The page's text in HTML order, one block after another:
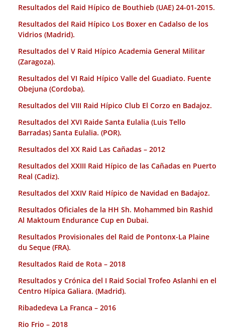
Resultados del Raid Hípico de Bouthieb (UAE) 24-01-2015.
Resultados del Raid Hípico Los Boxer en Cadalso de los
Vidrios (Madrid).
Resultados del V Raid Hípico Academia General Militar
(Zaragoza).
Resultados del VI Raid Hípico Valle del Guadiato. Fuente
Obejuna (Cordoba).
Resultados del VIII Raid Hípico Club El Corzo en Badajoz.
Resultados del XVI Raide Santa Eulalia (Luis Tello
Barradas) Santa Eulalia. (POR).
Resultados del XX Raid Las Cañadas – 2012
Resultados del XXIII Raid Hípico de las Cañadas en Puerto
Real (Cadiz).
Resultados del XXIV Raid Hípico de Navidad en Badajoz.
Resultados Oficiales de la HH Sh. Mohammed bin Rashid
Al Maktoum Endurance Cup en Dubai.
Resultados Provisionales del Raid de Pontonx-La Plaine
du Seque (FRA).
Resultados Raid de Rota – 2018
Resultados y Crónica del I Raid Social Trofeo Aslanhi en el
Centro Hípica Galiara. (Madrid).
Ribadedeva La Franca – 2016
Rio Frio – 2018